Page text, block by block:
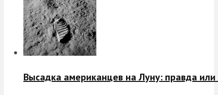
Высадка американцев на Луну: правда